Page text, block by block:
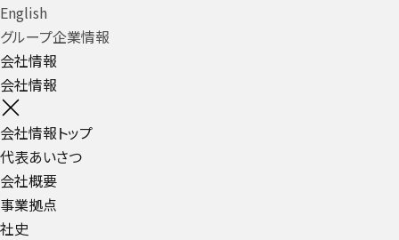
English
グループ企業情報
会社情報
会社情報
会社情報トップ
代表あいさつ
会社概要
事業拠点
社史